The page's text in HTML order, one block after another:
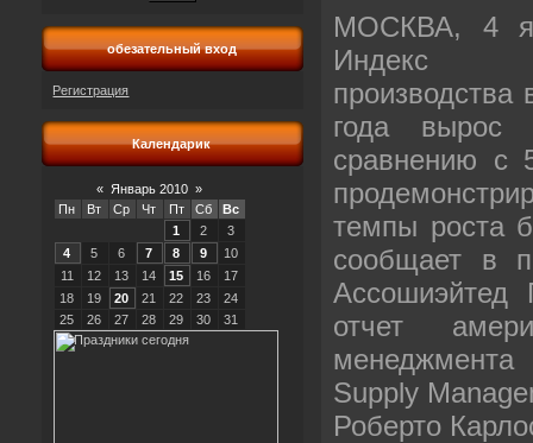
обезательный вход
Регистрация
Календарик
« Январь 2010 »
Пн
Вт Ср Чт Пт Сб
Вс
1
2
3
4
5 6 7 8 9
10
11
12 13 14 15 16
17
18
19 20 21 22 23
24
25
26 27 28 29 30 31
МОСКВА, 4
Индекс
года
сравнению с
темпы роста
сообщает в
Ассошиэйтед
отчет
менеджмента
Supply
Роберто